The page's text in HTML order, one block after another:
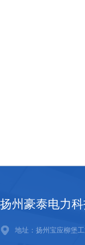
扬州豪泰电力
地址：扬州宝应柳堡